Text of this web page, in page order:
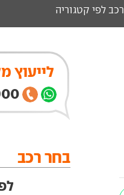
רכב לפי קטגוריה
לייעוץ
074-799-1900
בחר רכב